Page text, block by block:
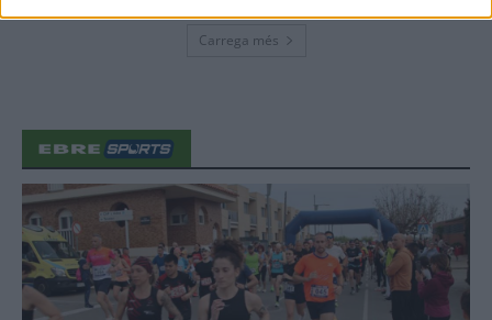
Carrega més